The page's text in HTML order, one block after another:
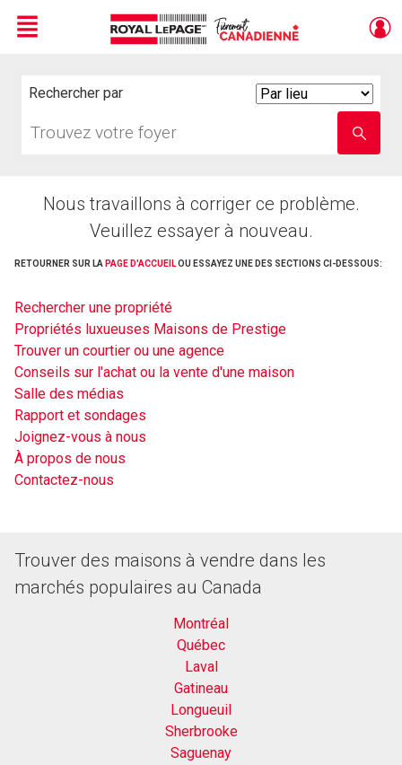
Menu
Rechercher par
votre
nom
Nous travaillons à corriger ce problème.
Veuillez essayer à nouveau.
RETOURNER SUR LA PAGE D'ACCUEILOU ESSAYEZ UNE DES SECTIONS CI-DESSOUS:
Rechercher une propriété
Propriétés luxueuses Maisons de Prestige
Trouver un courtier ou une agence
Conseils sur l'achat ou la vente d'une maison
Salle des médias
Rapport et sondages
Joignez-vous à nous
À propos de nous
Contactez-nous
Trouver des maisons à vendre dans les
marchés populaires au Canada
Montréal
Québec
Laval
Gatineau
Longueuil
Sherbrooke
Saguenay